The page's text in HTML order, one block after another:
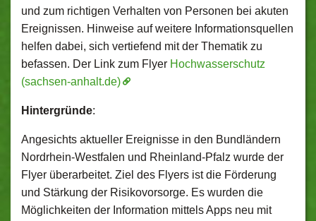
und zum richtigen Verhalten von Personen bei akuten
Ereignissen. Hinweise auf weitere Informationsquellen
helfen dabei, sich vertiefend mit der Thematik zu
befassen. Der Link zum Flyer Hochwasserschutz
(sachsen-anhalt.de)
Hintergründe:
Angesichts aktueller Ereignisse in den Bundländern
Nordrhein-Westfalen und Rheinland-Pfalz wurde der
Flyer überarbeitet. Ziel des Flyers ist die Förderung
und Stärkung der Risikovorsorge. Es wurden die
Möglichkeiten der Information mittels Apps neu mit